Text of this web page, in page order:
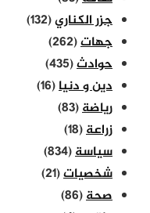
جزر الكناري(132)
جهات(262)
حوادث(435)
دين و دنيا(16)
رياضة(83)
زراعة(18)
سياسة(834)
شخصيات(21)
صحة(86)